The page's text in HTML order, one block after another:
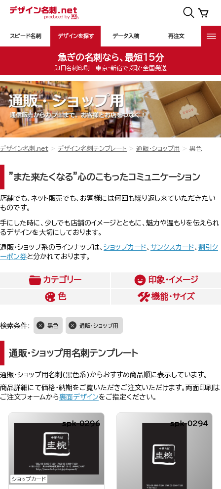
スピード名刺 デザインを探す データ入稿 再注文
急ぎの名刺なら、最短15分
即日名刺印刷｜東京・新宿で受取・全国発送
デザイン名刺.net デザイン名刺テンプレート 通販・ショップ用 黒色
”また来たくなる”心のこもったコミュニケーション
店舗でも、ネット販売でも、お客様には何回も繰り返し来ていただきたい
ものです。
手にした時に、少しでも店舗のイメージとともに、魅力や温もりを伝えられ
るデザインを大切にしております。
通販・ショップ系のラインナップは、 ショップカード、 サンクスカード、 割引ク
ーポン券と分かれております。
カテゴリー
印象・イメージ
色
機能・サイズ
検索条件: 黒色 通販・ショップ用
通販・ショップ用名刺テンプレート
通販・ショップ用名刺(黒色系)からおすすめ商品順に表示しています。
商品詳細にて価格・納期をご覧いただきご注文いただけます。両面印刷は
ご注文フォームから裏面デザインをご指定ください。
ショップカード
spk-0296 spk-0294